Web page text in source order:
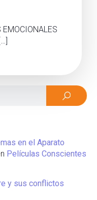
EMOCIONALES
en el Aparato
Películas Conscientes
y sus conflictos